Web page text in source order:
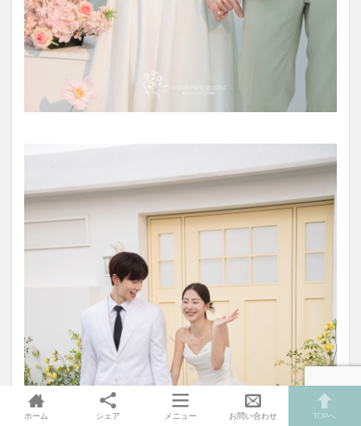
ホーム シェア メニュー お問い合わせ TOPへ